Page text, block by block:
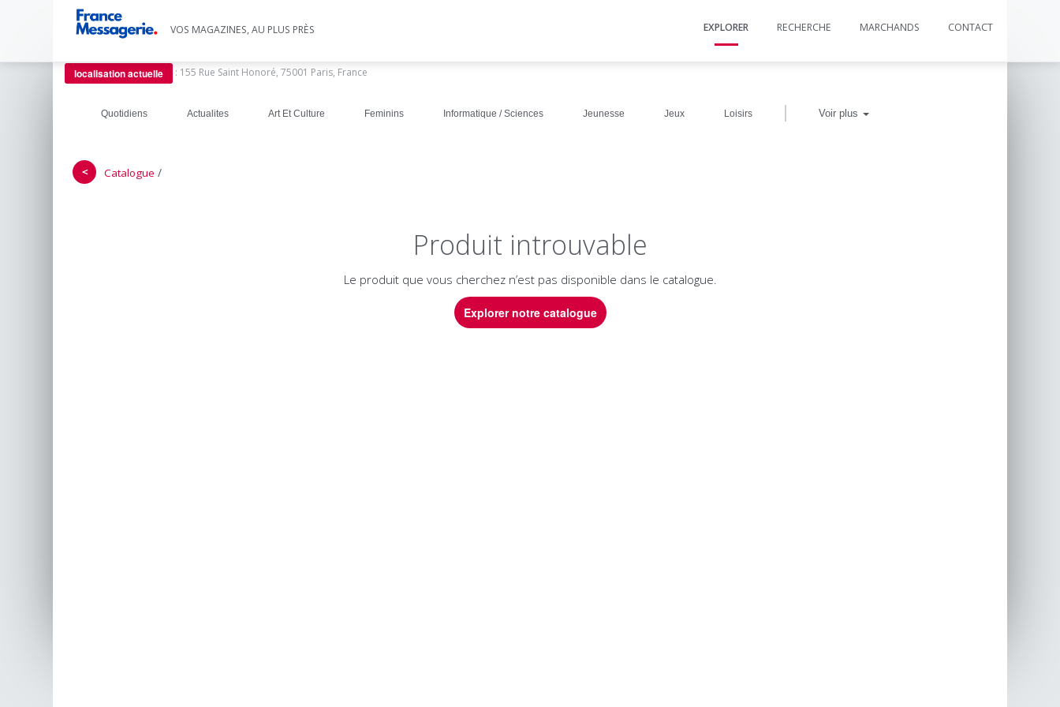
VOS MAGAZINES, AU PLUS PRÈS EXPLORER RECHERCHE MARCHANDS CONTACT
localisation actuelle : 155 Rue Saint Honoré, 75001 Paris, France
Quotidiens Actualites Art Et Culture Feminins Informatique / Sciences Jeunesse Jeux Loisirs | Voir plus
＜ Catalogue /
Produit introuvable
Le produit que vous cherchez n’est pas disponible dans le catalogue.
Explorer notre catalogue